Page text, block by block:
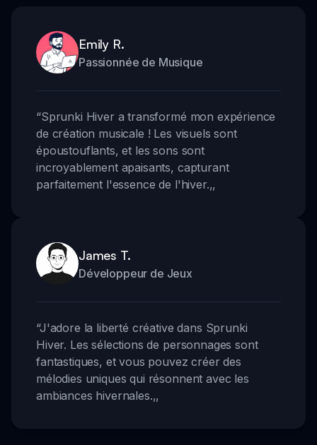
Emily R.
Passionnée de Musique
“Sprunki Hiver a transformé mon expérience
de création musicale ! Les visuels sont
époustouflants, et les sons sont
incroyablement apaisants, capturant
parfaitement l'essence de l'hiver.,,
James T.
Développeur de Jeux
“J'adore la liberté créative dans Sprunki
Hiver. Les sélections de personnages sont
fantastiques, et vous pouvez créer des
mélodies uniques qui résonnent avec les
ambiances hivernales.,,